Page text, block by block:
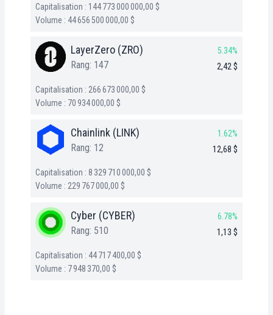
Capitalisation : 144 773 000 000,00 $
Volume : 44 656 500 000,00 $
LayerZero (ZRO)
Rang: 147
5.34%
2,42 $
Capitalisation : 266 673 000,00 $
Volume : 70 934 000,00 $
Chainlink (LINK)
Rang: 12
1.62%
12,68 $
Capitalisation : 8 329 710 000,00 $
Volume : 229 767 000,00 $
Cyber (CYBER)
Rang: 510
6.78%
1,13 $
Capitalisation : 44 717 400,00 $
Volume : 7 948 370,00 $